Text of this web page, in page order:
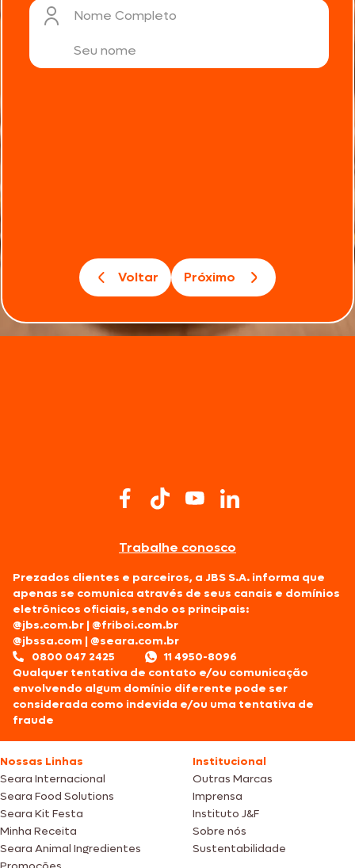
Nome Completo
Voltar Próximo
Trabalhe conosco
Prezados clientes e parceiros, a JBS S.A. informa que
apenas se comunica através de seus canais e domínios
eletrônicos oficiais, sendo os principais:
@jbs.com.br |@friboi.com.br
@jbssa.com |@seara.com.br
0800 047 2425
11 4950-8096
Qualquer tentativa de contato e/ou comunicação
envolvendo algum domínio diferente pode ser
considerada como indevida e/ou uma tentativa de
fraude
Nossas Linhas
Seara Internacional
Seara Food Solutions
Seara Kit Festa
Minha Receita
Seara Animal Ingredientes
Institucional
Outras Marcas
Imprensa
Instituto J&F
Sobre nós
Sustentabilidade